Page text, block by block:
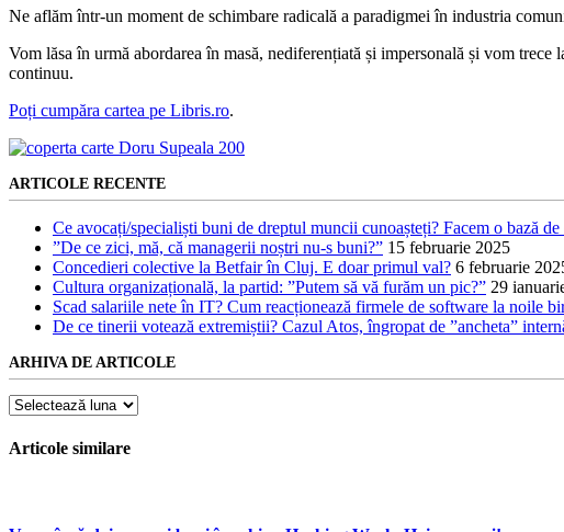
Ne aflăm într-un moment de schimbare radicală a paradigmei în industria
Vom lăsa în urmă abordarea în masă, nediferențiată și impersonală și vom
continuu.
Poți cumpăra cartea pe Libris.ro.
ARTICOLE RECENTE
Ce avocați/specialiști buni de dreptul muncii cunoașteți? Facem o bază de
”De ce zici, mă, că managerii noștri nu-s buni?” 15 februarie 2025
Concedieri colective la Betfair în Cluj. E doar primul val? 6 februarie
Cultura organizațională, la partid: ”Putem să vă furăm un pic?” 29
Scad salariile nete în IT? Cum reacționează firmele de software la noile
De ce tinerii votează extremiștii? Cazul Atos, îngropat de ”ancheta”
ARHIVA DE ARTICOLE
Arhiva
articole
Articole similare